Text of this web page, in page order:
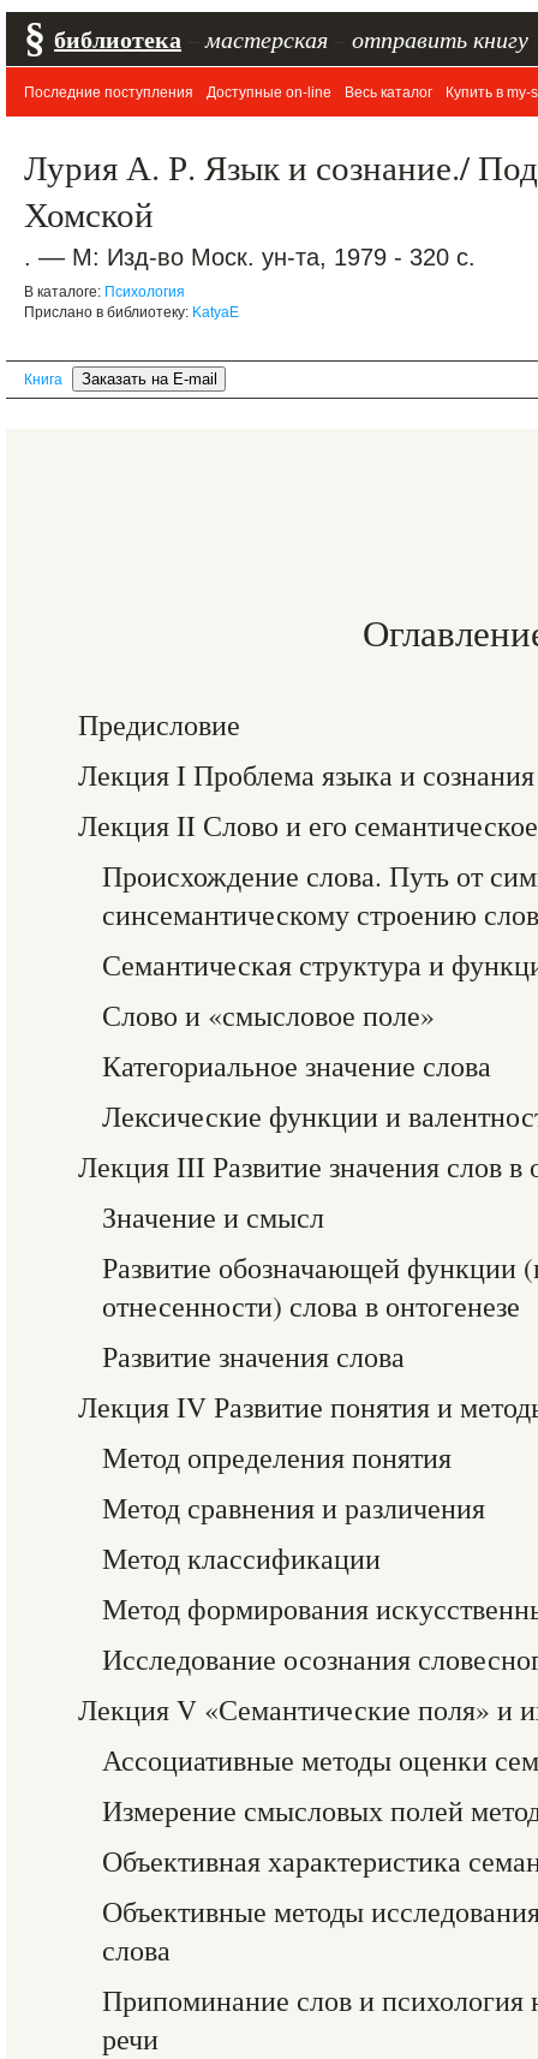
§ библиотека мастерская отправить книгу
Последние поступления Доступные on-line Весь каталог Купить в my-
Лурия А. Р. Язык и сознание./
Хомской
. –– М: Изд-во Моск. ун-та, 1979 - 320 с.
В каталоге: Психология
Прислано в библиотеку: KatyaE
Книга
Предисловие
Лекция I Проблема языка и сознания
Лекция II Слово и его
Происхождение слова. Путь от
синсемантическому строению
Семантическая структура и
Слово и «смысловое поле»
Категориальное значение слова
Лексические функции и
Лекция III Развитие значения слов в
Значение и смысл
Развитие обозначающей функции
отнесенности) слова в онтогенезе
Развитие значения слова
Лекция IV Развитие понятия и
Метод определения понятия
Метод сравнения и различения
Метод классификации
Метод формирования
Исследование осознания
Лекция V «Семантические поля» и
Ассоциативные методы оценки
Измерение смысловых полей
Объективная характеристика
Объективные методы
слова
Припоминание слов и
речи